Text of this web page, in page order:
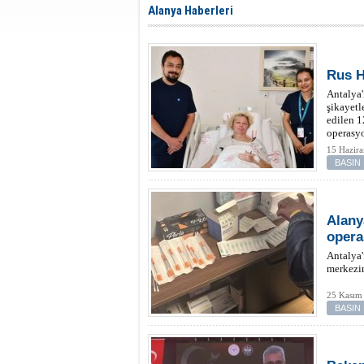
Alanya Haberleri
Rus
edilen
15
BASIN
25
BASIN